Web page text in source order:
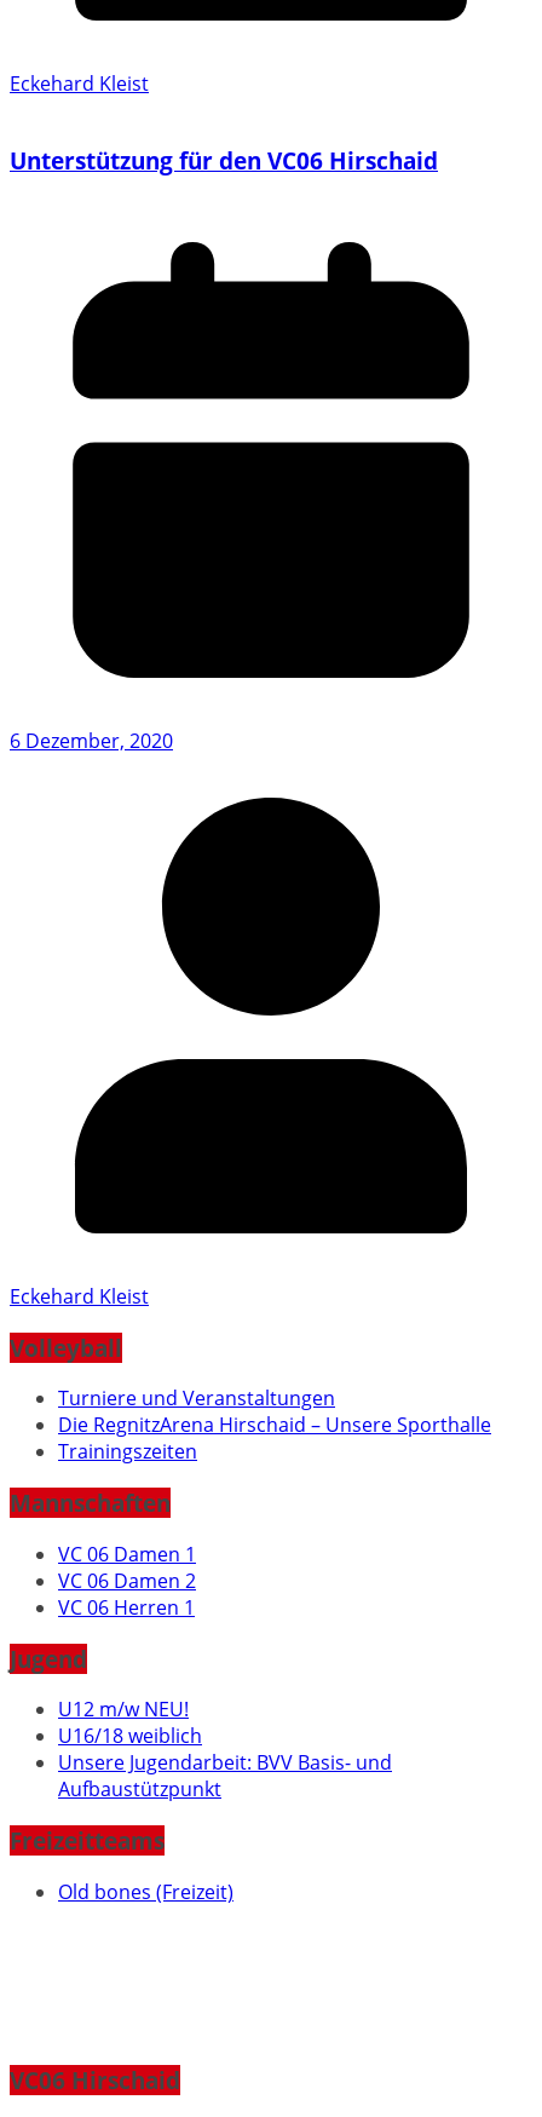
Eckehard Kleist
Unterstützung für den VC06 Hirschaid
6 Dezember, 2020
Eckehard Kleist
Volleyball
Turniere und Veranstaltungen
Die RegnitzArena Hirschaid – Unsere Sporthalle
Trainingszeiten
Mannschaften
VC 06 Damen 1
VC 06 Damen 2
VC 06 Herren 1
Jugend
U12 m/w NEU!
U16/18 weiblich
Unsere Jugendarbeit: BVV Basis- und
Aufbaustützpunkt
Freizeitteams
Old bones (Freizeit)
VC06 Hirschaid